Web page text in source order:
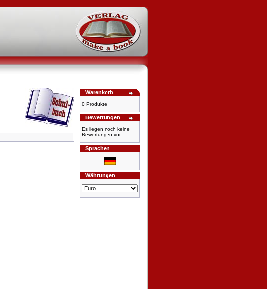
Warenkorb
0 Produkte
Bewertungen
Es liegen noch keine
Bewertungen vor
Sprachen
Währungen